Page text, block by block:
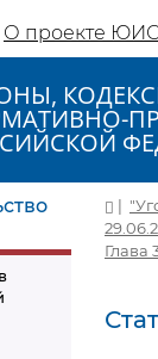
О проекте ЮИС
|
Глава